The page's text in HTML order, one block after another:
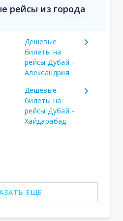
рейсы из города
Дешевые
билеты на
рейсы Дубай -
Александрия
Дешевые
билеты на
рейсы Дубай -
Хайдарабад
ЕЩЕ